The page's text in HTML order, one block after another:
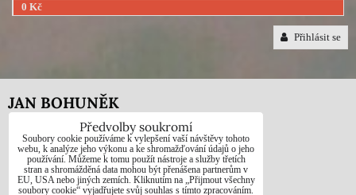
0 Kč
Přihlásit se
JAN BOHUNĚK
Telefon: +420725021832
e-mail: 1jab@seznam.cz
web: www.prodej-obrazy.eu
Předvolby soukromí
Soubory cookie používáme k vylepšení vaší návštěvy tohoto
webu, k analýze jeho výkonu a ke shromažďování údajů o jeho
používání. Můžeme k tomu použít nástroje a služby třetích
stran a shromážděná data mohou být přenášena partnerům v
EU, USA nebo jiných zemích. Kliknutím na „Přijmout všechny
soubory cookie“ vyjadřujete svůj souhlas s tímto zpracováním.